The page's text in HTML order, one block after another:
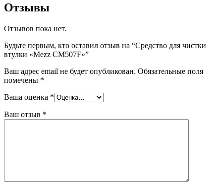
Отзывы
Отзывов пока нет.
Будьте первым, кто оставил отзыв на “Средство для чистки
втулки «Mezz CM507F»”
Ваш адрес email не будет опубликован. Обязательные поля
помечены *
Ваша оценка *
Ваш отзыв *